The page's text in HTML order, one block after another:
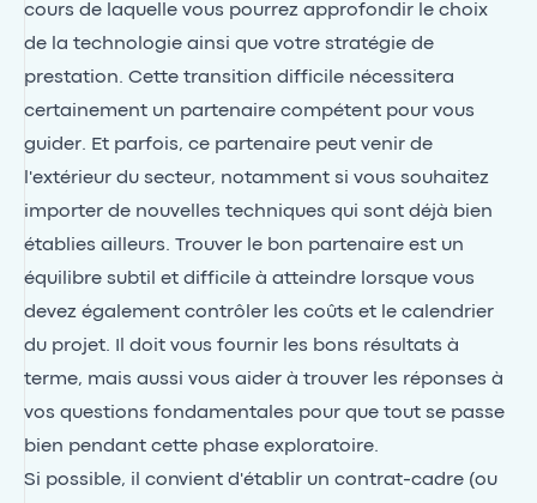
cours de laquelle vous pourrez approfondir le choix
de la technologie ainsi que votre stratégie de
prestation. Cette transition difficile nécessitera
certainement un partenaire compétent pour vous
guider. Et parfois, ce partenaire peut venir de
l'extérieur du secteur, notamment si vous souhaitez
importer de nouvelles techniques qui sont déjà bien
établies ailleurs. Trouver le bon partenaire est un
équilibre subtil et difficile à atteindre lorsque vous
devez également contrôler les coûts et le calendrier
du projet. Il doit vous fournir les bons résultats à
terme, mais aussi vous aider à trouver les réponses à
vos questions fondamentales pour que tout se passe
bien pendant cette phase exploratoire.
Si possible, il convient d'établir un contrat-cadre (ou